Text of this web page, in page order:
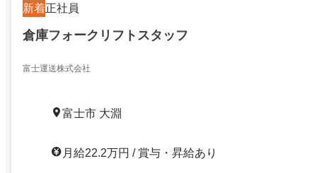
新着正社員
倉庫フォークリフトスタッフ
富士運送株式会社
富士市 大淵
月給22.2万円 / 賞与・昇給あり